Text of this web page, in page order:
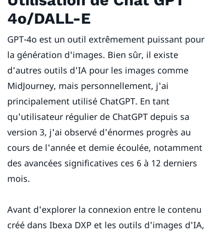
4o/DALL-E
GPT-4o est un outil extrêmement puissant pour
la génération d'images. Bien sûr, il existe
d'autres outils d'IA pour les images comme
MidJourney, mais personnellement, j'ai
principalement utilisé ChatGPT. En tant
qu'utilisateur régulier de ChatGPT depuis sa
version 3, j'ai observé d'énormes progrès au
cours de l'année et demie écoulée, notamment
des avancées significatives ces 6 à 12 derniers
mois.
Avant d'explorer la connexion entre le contenu
créé dans Ibexa DXP et les outils d'images d'IA,